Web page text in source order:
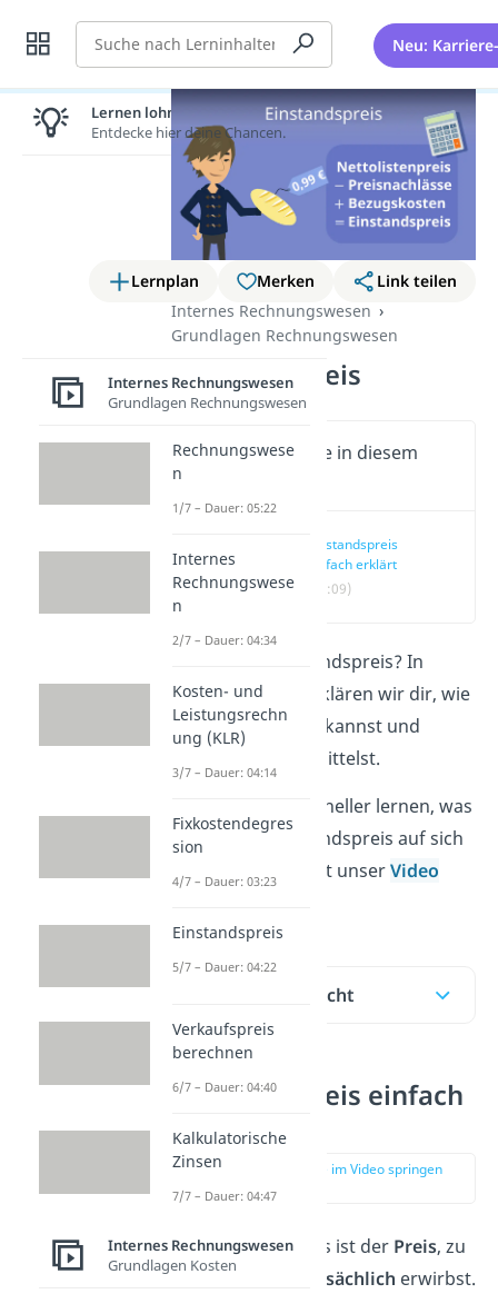
Suche Neu:
Lernplan Merken
Link teilen
Internes Rechnungswesen
Grundlagen Rechnungswesen
Einstandspreis
Wichtige Inhalte in diesem
Einstandspreis
einfach erklärt
(00:09)
Was ist der Einstandspreis? In
diesem Beitrag erklären wir dir, wie
du ihn berechnen kannst und
warum du ihn ermittelst.
Du willst noch schneller lernen, was
es mit dem Einstandspreis auf sich
hat? Schau dir jetzt unserVideo
Inhaltsübersicht
Einstandspreis einfach
erklärt
zur Stelle im Video springen
Der Einstandspreis ist der Preis, zu
dem du Waren
tatsächlich erwirbst.
Lernen lohnt sich!
Entdecke hier deine Chancen.
Internes Rechnungswesen
Grundlagen Rechnungswesen
Rechnungswese
n
1/7 – Dauer: 05:22
Internes
Rechnungswese
n
2/7 – Dauer: 04:34
Kosten- und
Leistungsrechn
ung (KLR)
3/7 – Dauer: 04:14
Fixkostendegres
sion
4/7 – Dauer: 03:23
Einstandspreis
5/7 – Dauer: 04:22
Verkaufspreis
berechnen
6/7 – Dauer: 04:40
Kalkulatorische
Zinsen
7/7 – Dauer: 04:47
Internes Rechnungswesen
Grundlagen Kosten